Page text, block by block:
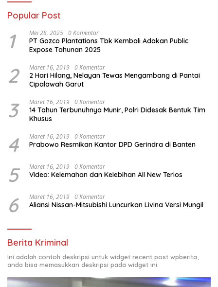
Popular Post
1 Mei 28, 2025 0 Komentar
PT Gozco Plantations Tbk Kembali Adakan Public
Expose Tahunan 2025
2 Maret 16, 2019 0 Komentar
2 Hari Hilang, Nelayan Tewas Mengambang di Pantai
Cipalawah Garut
3 Maret 16, 2019 0 Komentar
14 Tahun Terbunuhnya Munir, Polri Didesak Bentuk Tim
Khusus
4 Maret 16, 2019 0 Komentar
Prabowo Resmikan Kantor DPD Gerindra di Banten
5 Maret 16, 2019 0 Komentar
Video: Kelemahan dan Kelebihan All New Terios
6 Maret 16, 2019 0 Komentar
Aliansi Nissan-Mitsubishi Luncurkan Livina Versi Mungil
Berita Kriminal
Ini adalah contoh deskripsi untuk widget recent post wpberita,
anda bisa memasukkan deskripsi pada widget ini.